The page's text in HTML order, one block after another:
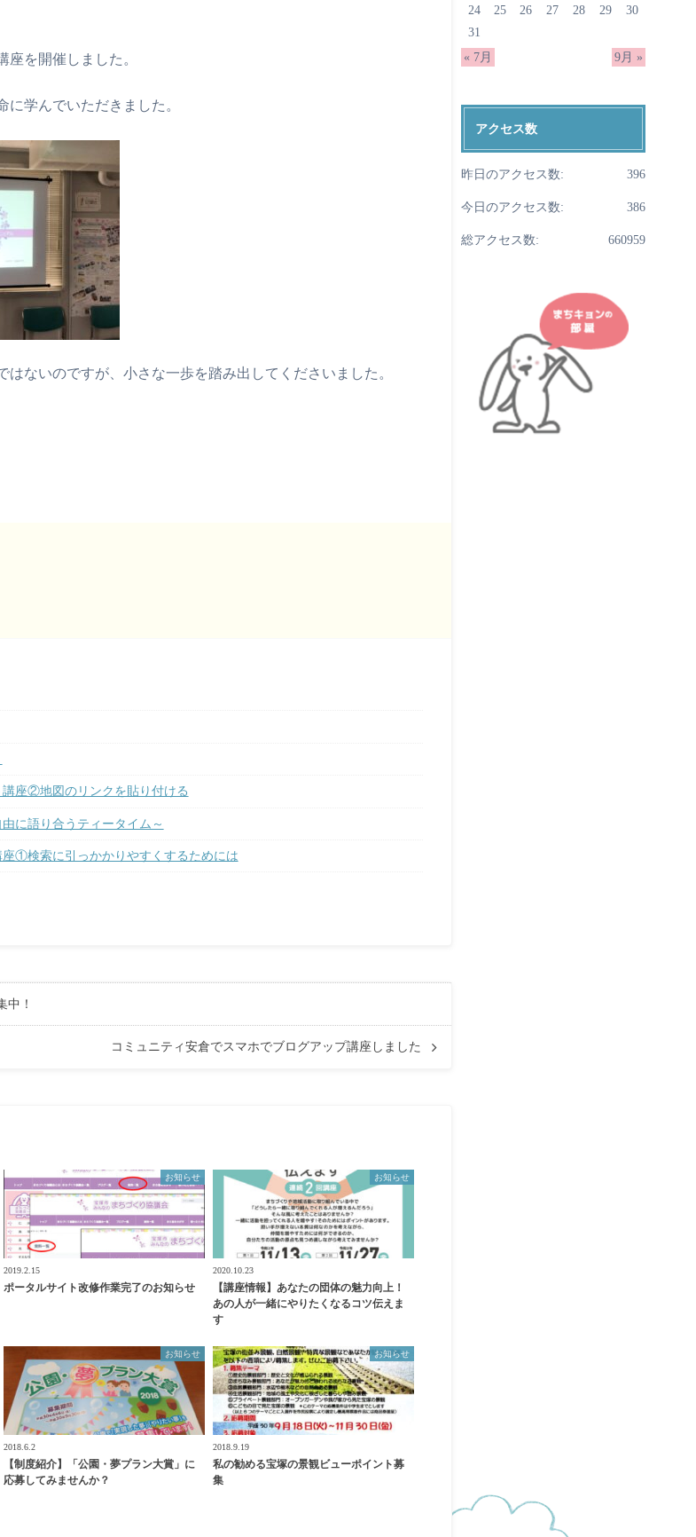
を開催しました。
学んでいただきました。
ないのですが、小さな一歩を踏み出してくださいました。
座②地図のリンクを貼り付ける
に語り合うティータイム～
座①検索に引っかかりやすくするためには
中！
コミュニティ安倉でスマホでブログアップ講座しました
お知らせ
2019.2.15
ポータルサイト改修作業完了のお知らせ
お知らせ
2020.10.23
【講座情報】あなたの団体の魅力向上！
あの人が一緒にやりたくなるコツ伝えま
す
お知らせ
2018.6.2
【制度紹介】「公園・夢プラン大賞」に
応募してみませんか？
お知らせ
2018.9.19
私の勧める宝塚の景観ビューポイント募
集
24
25 26 27 28 29
30
31
« 7月
9月 »
アクセス数
昨日のアクセス数: 396
今日のアクセス数: 386
総アクセス数: 660959